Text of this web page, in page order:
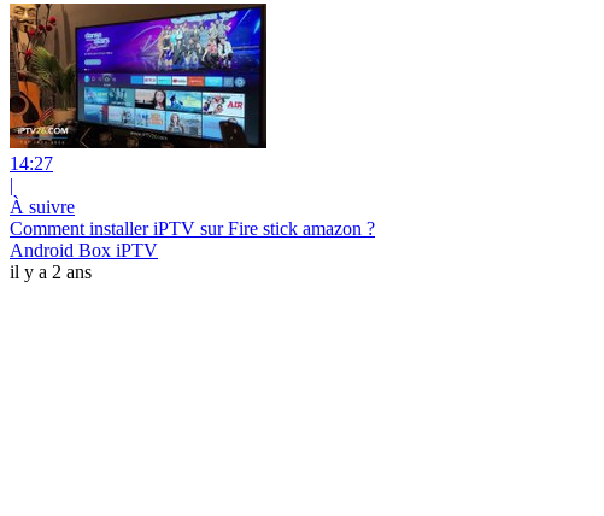
14:27
|
À suivre
Comment installer iPTV sur Fire stick amazon ?
Android Box iPTV
il y a 2 ans